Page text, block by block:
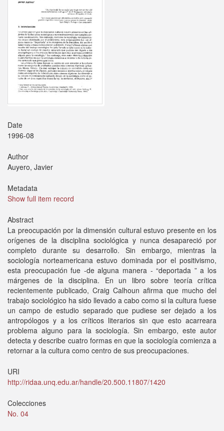
Date
1996-08
Author
Auyero, Javier
Metadata
Show full item record
Abstract
La preocupación por la dimensión cultural estuvo presente en los
orígenes de la disciplina sociológica y nunca desapareció por
completo durante su desarrollo. Sin embargo, mientras la
sociología norteamericana estuvo dominada por el positivismo,
esta preocupación fue -de alguna manera - “deportada ” a los
márgenes de la disciplina. En un libro sobre teoría crítica
recientemente publicado, Craig Calhoun afirma que mucho del
trabajo sociológico ha sido llevado a cabo como si la cultura fuese
un campo de estudio separado que pudiese ser dejado a los
antropólogos y a los críticos literarios sin que esto acarreara
problema alguno para la sociología. Sin embargo, este autor
detecta y describe cuatro formas en que la sociología comienza a
retornar a la cultura como centro de sus preocupaciones.
URI
http://ridaa.unq.edu.ar/handle/20.500.11807/1420
Colecciones
No. 04